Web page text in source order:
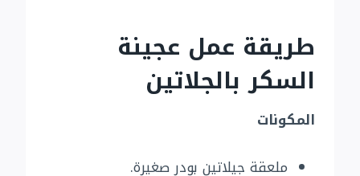
طريقة عمل عجينة
السكر بالجلاتين
المكونات
ملعقة جيلاتين بودر صغيرة.